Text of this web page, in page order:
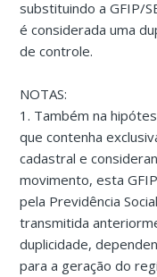
substituindo a GFIP/
é considerada uma
de controle.
NOTAS:
1. Também na
que contenha
cadastral e
movimento, esta
pela Previdência
transmitida
duplicidade,
para a geração do